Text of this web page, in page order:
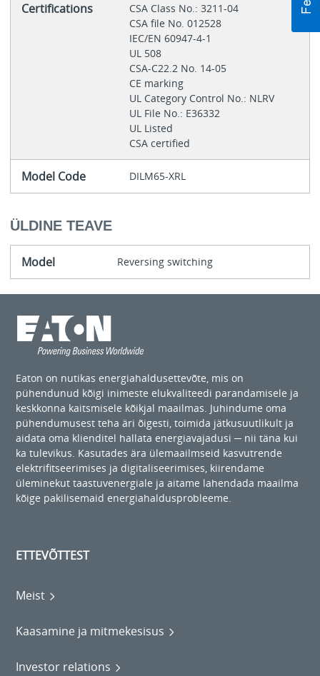
Certifications
CSA Class No.: 3211-04
CSA file No. 012528
IEC/EN 60947-4-1
UL 508
CSA-C22.2 No. 14-05
CE marking
UL Category Control No.: NLRV
UL File No.: E36332
UL Listed
CSA certified
Model Code DILM65-XRL
ÜLDINE TEAVE
Model Reversing switching
Eaton on nutikas energiahaldusettevõte, mis on
pühendunud kõigi inimeste elukvaliteedi parandamisele ja
keskkonna kaitsmisele kõikjal maailmas. Juhindume oma
pühendumusest teha äri õigesti, toimida jätkusuutlikult ja
aidata oma klienditel hallata energiavajadusi ─ nii täna kui
ka tulevikus. Kasutades ära ülemaailmseid kasvutrende
elektrifitseerimises ja digitaliseerimises, kiirendame
üleminekut taastuvenergiale ja aitame lahendada maailma
kõige pakilisemaid energiahaldusprobleeme.
ETTEVÕTTEST
Meist
Kaasamine ja mitmekesisus
Investor relations